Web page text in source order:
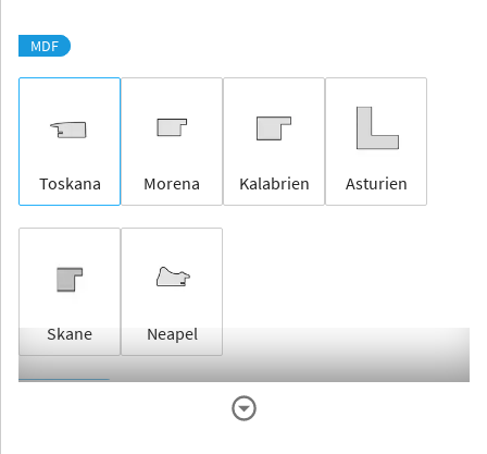
MDF
Toskana Morena Kalabrien Asturien
Skane Neapel